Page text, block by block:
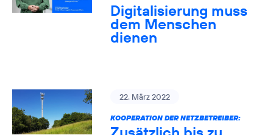
Digitalisierung muss
dem Menschen
dienen
22. März 2022
KOOPERATION DER NETZBETREIBER: